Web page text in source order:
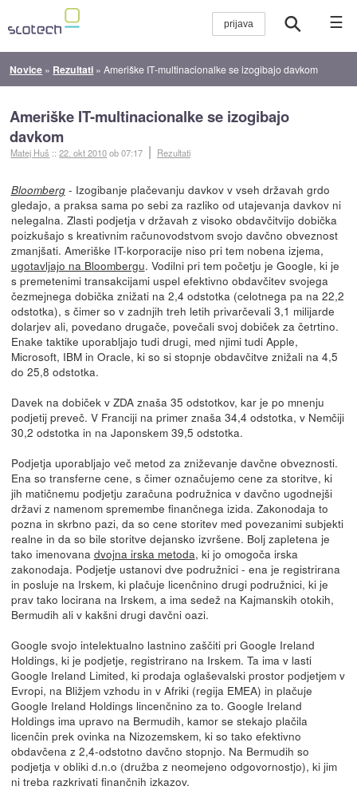
☰
Novice » Rezultati »Ameriške IT-multinacionalke se izogibajo davkom
Ameriške IT-multinacionalke se izogibajo
davkom
Matej Huš ::22. okt 2010ob 07:17 Rezultati
Bloomberg- Izogibanje plačevanju davkov v vseh državah grdo
gledajo, a praksa sama po sebi za razliko od utajevanja davkov ni
nelegalna. Zlasti podjetja v državah z visoko obdavčitvijo dobička
poizkušajo s kreativnim računovodstvom svojo davčno obveznost
zmanjšati. Ameriške IT-korporacije niso pri tem nobena izjema,
ugotavljajo na Bloombergu. Vodilni pri tem početju je Google, ki je
s premetenimi transakcijami uspel efektivno obdavčitev svojega
čezmejnega dobička znižati na 2,4 odstotka (celotnega pa na 22,2
odstotka), s čimer so v zadnjih treh letih privarčevali 3,1 milijarde
dolarjev ali, povedano drugače, povečali svoj dobiček za četrtino.
Enake taktike uporabljajo tudi drugi, med njimi tudi Apple,
Microsoft, IBM in Oracle, ki so si stopnje obdavčitve znižali na 4,5
do 25,8 odstotka.
Davek na dobiček v ZDA znaša 35 odstotkov, kar je po mnenju
podjetij preveč. V Franciji na primer znaša 34,4 odstotka, v Nemčiji
30,2 odstotka in na Japonskem 39,5 odstotka.
Podjetja uporabljajo več metod za zniževanje davčne obveznosti.
Ena so transferne cene, s čimer označujemo cene za storitve, ki
jih matičnemu podjetju zaračuna podružnica v davčno ugodnejši
državi z namenom spremembe finančnega izida. Zakonodaja to
pozna in skrbno pazi, da so cene storitev med povezanimi subjekti
realne in da so bile storitve dejansko izvršene. Bolj zapletena je
tako imenovana dvojna irska metoda, ki jo omogoča irska
zakonodaja. Podjetje ustanovi dve podružnici - ena je registrirana
in posluje na Irskem, ki plačuje licenčnino drugi podružnici, ki je
prav tako locirana na Irskem, a ima sedež na Kajmanskih otokih,
Bermudih ali v kakšni drugi davčni oazi.
Google svojo intelektualno lastnino zaščiti pri Google Ireland
Holdings, ki je podjetje, registrirano na Irskem. Ta ima v lasti
Google Ireland Limited, ki prodaja oglaševalski prostor podjetjem v
Evropi, na Bližjem vzhodu in v Afriki (regija EMEA) in plačuje
Google Ireland Holdings lincenčnino za to. Google Ireland
Holdings ima upravo na Bermudih, kamor se stekajo plačila
licenčin prek ovinka na Nizozemskem, ki so tako efektivno
obdavčena z 2,4-odstotno davčno stopnjo. Na Bermudih so
podjetja v obliki d.n.o (družba z neomejeno odgovornostjo), ki jim
ni treba razkrivati finančnih izkazov.